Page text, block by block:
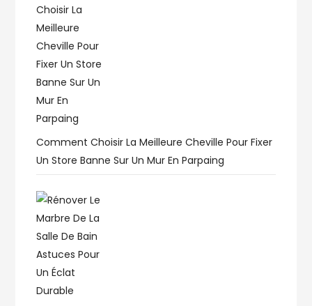
Comment Choisir La Meilleure Cheville Pour Fixer
Un Store Banne Sur Un Mur En Parpaing